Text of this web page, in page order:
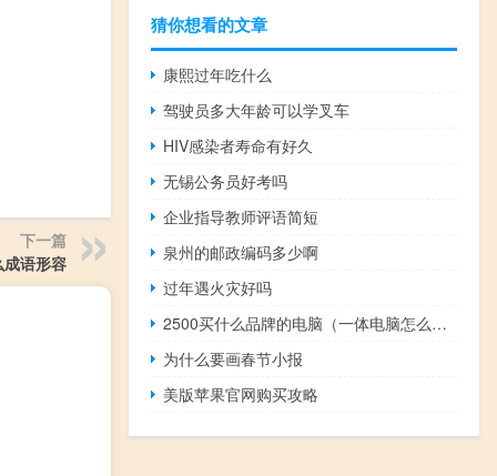
下一篇
语形容
猜你想看的文章
康熙过年吃什么
驾驶员多大年龄可以学叉车
HIV感染者寿命有好久
无锡公务员好考吗
企业指导教师评语简短
泉州的邮政编码多少啊
过年遇火灾好吗
2500买什么品牌的电脑（一体电脑怎么样）
为什么要画春节小报
美版苹果官网购买攻略